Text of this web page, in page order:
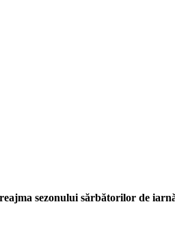
sezonului sărbătorilor de